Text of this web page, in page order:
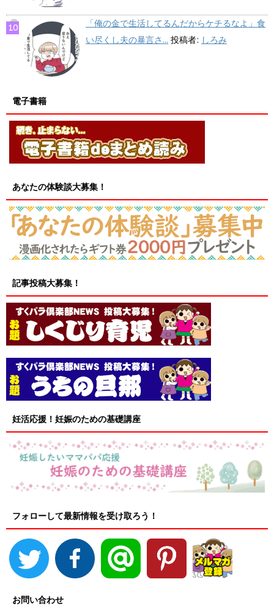
「俺の金で生活してるんだからケチるなよ」食
い尽くし夫の暴言さ... 投稿者: しろみ
電子書籍
あなたの体験談大募集！
記事投稿大募集！
妊活応援！妊娠のための基礎講座
フォローして最新情報を受け取ろう！
お問い合わせ